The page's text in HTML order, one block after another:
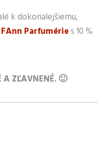
k dokonalejšiemu,
FAnn Parfuméries 10 %
A ZĽAVNENÉ. 🙂